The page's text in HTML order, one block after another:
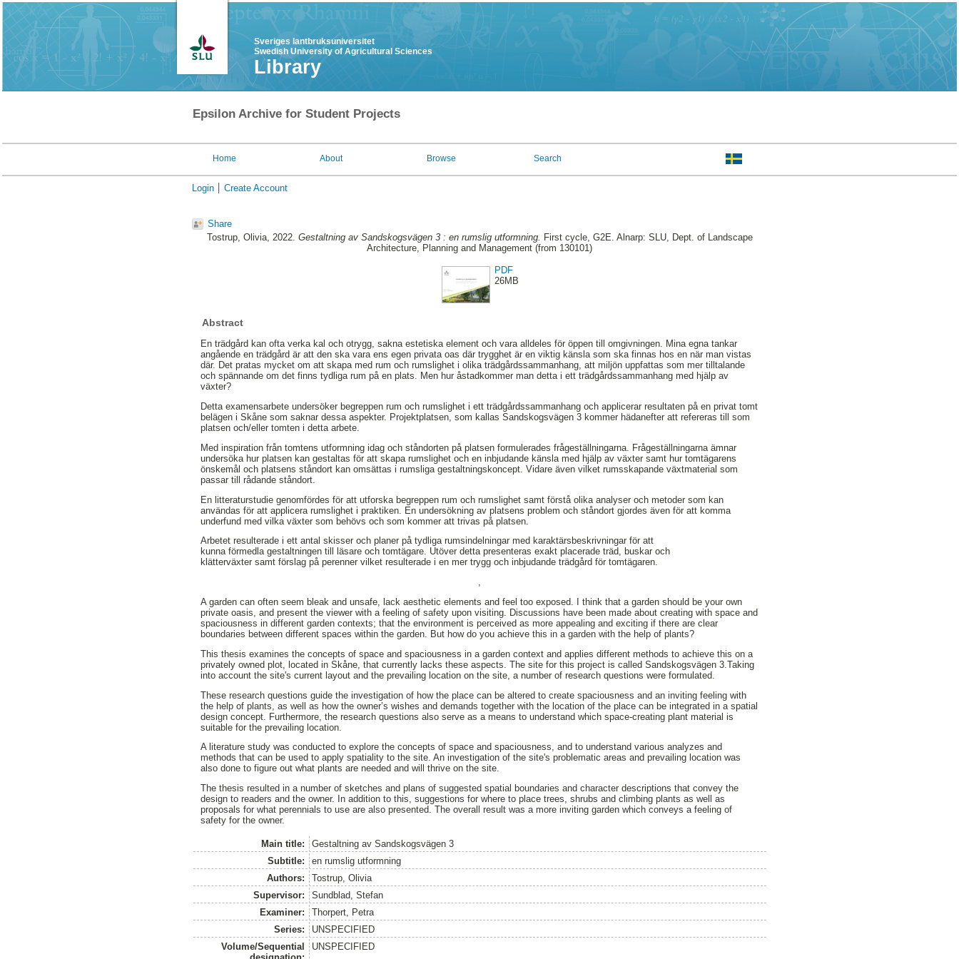
Sveriges lantbruksuniversitet
Swedish University of Agricultural Sciences
Library
Epsilon Archive for Student Projects
Home About Browse Search
Login Create Account
Share
Tostrup, Olivia, 2022. Gestaltning av Sandskogsvägen 3 : en rumslig utformning. First cycle, G2E. Alnarp: SLU, Dept. of Landscape
Architecture, Planning and Management (from 130101)
PDF
26MB
Abstract
En trädgård kan ofta verka kal och otrygg, sakna estetiska element och vara alldeles för öppen till omgivningen. Mina egna tankar
angående en trädgård är att den ska vara ens egen privata oas där trygghet är en viktig känsla som ska finnas hos en när man vistas
där. Det pratas mycket om att skapa med rum och rumslighet i olika trädgårdssammanhang, att miljön uppfattas som mer tilltalande
och spännande om det finns tydliga rum på en plats. Men hur åstadkommer man detta i ett trädgårdssammanhang med hjälp av
växter?
Detta examensarbete undersöker begreppen rum och rumslighet i ett trädgårdssammanhang och applicerar resultaten på en privat tomt
belägen i Skåne som saknar dessa aspekter. Projektplatsen, som kallas Sandskogsvägen 3 kommer hädanefter att refereras till som
platsen och/eller tomten i detta arbete.
Med inspiration från tomtens utformning idag och ståndorten på platsen formulerades frågeställningarna. Frågeställningarna ämnar
undersöka hur platsen kan gestaltas för att skapa rumslighet och en inbjudande känsla med hjälp av växter samt hur tomtägarens
önskemål och platsens ståndort kan omsättas i rumsliga gestaltningskoncept. Vidare även vilket rumsskapande växtmaterial som
passar till rådande ståndort.
En litteraturstudie genomfördes för att utforska begreppen rum och rumslighet samt förstå olika analyser och metoder som kan
användas för att applicera rumslighet i praktiken. En undersökning av platsens problem och ståndort gjordes även för att komma
underfund med vilka växter som behövs och som kommer att trivas på platsen.
Arbetet resulterade i ett antal skisser och planer på tydliga rumsindelningar med karaktärsbeskrivningar för att
kunna förmedla gestaltningen till läsare och tomtägare. Utöver detta presenteras exakt placerade träd, buskar och
klätterväxter samt förslag på perenner vilket resulterade i en mer trygg och inbjudande trädgård för tomtägaren.
,
A garden can often seem bleak and unsafe, lack aesthetic elements and feel too exposed. I think that a garden should be your own
private oasis, and present the viewer with a feeling of safety upon visiting. Discussions have been made about creating with space and
spaciousness in different garden contexts; that the environment is perceived as more appealing and exciting if there are clear
boundaries between different spaces within the garden. But how do you achieve this in a garden with the help of plants?
This thesis examines the concepts of space and spaciousness in a garden context and applies different methods to achieve this on a
privately owned plot, located in Skåne, that currently lacks these aspects. The site for this project is called Sandskogsvägen 3.Taking
into account the site's current layout and the prevailing location on the site, a number of research questions were formulated.
These research questions guide the investigation of how the place can be altered to create spaciousness and an inviting feeling with
the help of plants, as well as how the owner’s wishes and demands together with the location of the place can be integrated in a spatial
design concept. Furthermore, the research questions also serve as a means to understand which space-creating plant material is
suitable for the prevailing location.
A literature study was conducted to explore the concepts of space and spaciousness, and to understand various analyzes and
methods that can be used to apply spatiality to the site. An investigation of the site's problematic areas and prevailing location was
also done to figure out what plants are needed and will thrive on the site.
The thesis resulted in a number of sketches and plans of suggested spatial boundaries and character descriptions that convey the
design to readers and the owner. In addition to this, suggestions for where to place trees, shrubs and climbing plants as well as
proposals for what perennials to use are also presented. The overall result was a more inviting garden which conveys a feeling of
safety for the owner.
Main title:
Gestaltning av Sandskogsvägen 3
Subtitle:
en rumslig utformning
Authors:
Tostrup, Olivia
Supervisor:
Sundblad, Stefan
Examiner:
Thorpert, Petra
Series:
UNSPECIFIED
Volume/Sequential
UNSPECIFIED